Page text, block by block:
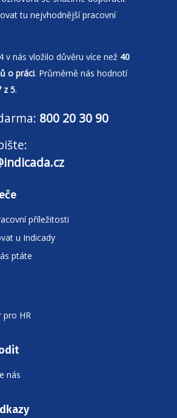
tu nejvhodnější pracovní
v nás vložilo důvěru více než 40
o práci. Průměrně nás hodnotí
z 5.
800 20 30 90
příležitosti
u Indicady
ptáte
pro HR
nás